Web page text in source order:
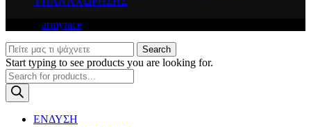
armyrace
Search
Start typing to see products you are looking for.
Products
search
ΕΝΔΥΣΗ